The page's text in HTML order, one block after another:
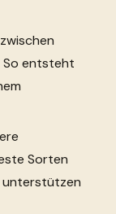
So entsteht
Sorten
unterstützen